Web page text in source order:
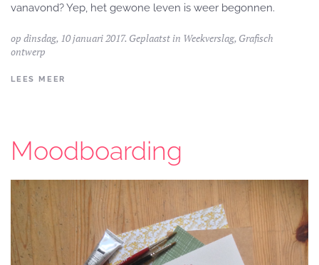
vanavond? Yep, het gewone leven is weer begonnen.
op dinsdag, 10 januari 2017. Geplaatst in Weekverslag, Grafisch
ontwerp
LEES MEER
Moodboarding